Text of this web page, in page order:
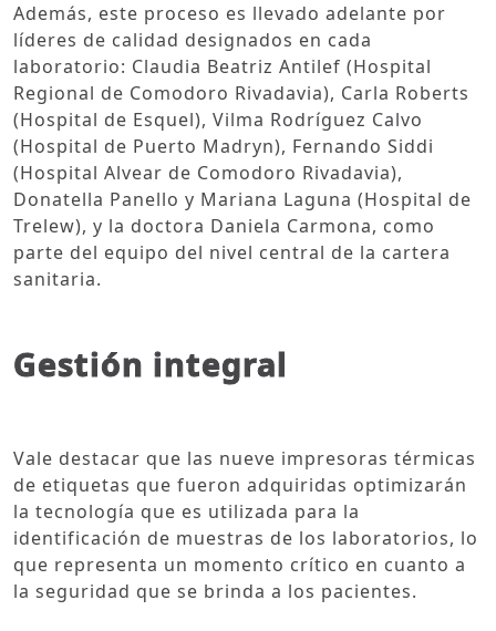
Además, este proceso es llevado adelante por
líderes de calidad designados en cada
laboratorio: Claudia Beatriz Antilef (Hospital
Regional de Comodoro Rivadavia), Carla Roberts
(Hospital de Esquel), Vilma Rodríguez Calvo
(Hospital de Puerto Madryn), Fernando Siddi
(Hospital Alvear de Comodoro Rivadavia),
Donatella Panello y Mariana Laguna (Hospital de
Trelew), y la doctora Daniela Carmona, como
parte del equipo del nivel central de la cartera
sanitaria.
Gestión integral
Vale destacar que las nueve impresoras térmicas
de etiquetas que fueron adquiridas optimizarán
la tecnología que es utilizada para la
identificación de muestras de los laboratorios, lo
que representa un momento crítico en cuanto a
la seguridad que se brinda a los pacientes.